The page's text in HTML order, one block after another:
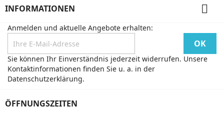
INFORMATIONEN 
Anmelden und aktuelle Angebote erhalten:
Sie können Ihr Einverständnis jederzeit widerrufen. Unsere
Kontaktinformationen finden Sie u. a. in der
Datenschutzerklärung.
ÖFFNUNGSZEITEN